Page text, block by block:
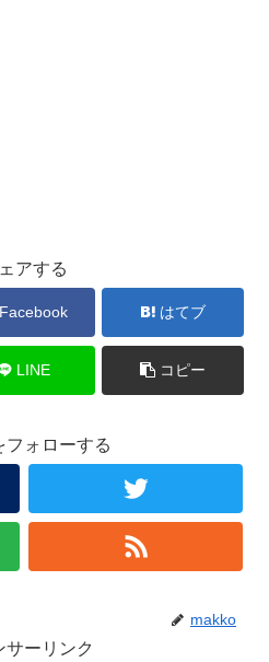
アする
Facebook はてブ
LINE コピー
フォローする
makko
サーリンク